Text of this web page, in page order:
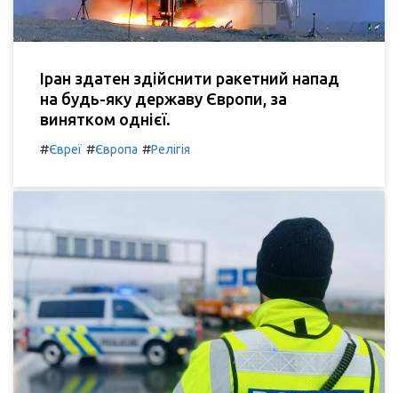
Іран здатен здійснити ракетний напад
на будь-яку державу Європи, за
винятком однієї.
#Євреї #Європа #Релігія